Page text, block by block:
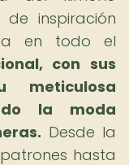
inspiración
en todo el
con sus
meticulosa
la moda
Desde la
hasta